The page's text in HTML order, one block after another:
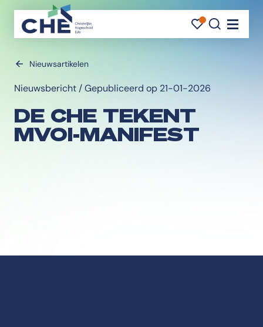
Nieuwsartikelen
Nieuwsbericht / Gepubliceerd op 21-01-2026
DE CHE TEKENT
MVOI-MANIFEST